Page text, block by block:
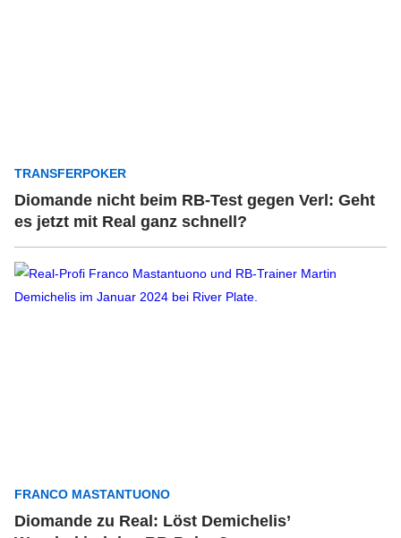
TRANSFERPOKER
Diomande nicht beim RB-Test gegen Verl: Geht
es jetzt mit Real ganz schnell?
FRANCO MASTANTUONO
Diomande zu Real: Löst Demichelis’